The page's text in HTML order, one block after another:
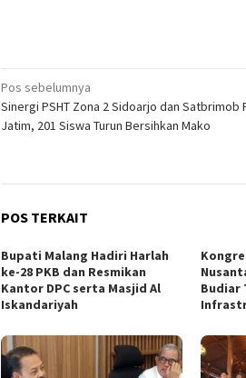
Navigasi
pos
Pos sebelumnya
Sinergi PSHT Zona 2 Sidoarjo dan Satbrimob
Jatim, 201 Siswa Turun Bersihkan Mako
POS TERKAIT
Bupati Malang Hadiri Harlah
ke-28 PKB dan Resmikan
Kantor DPC serta Masjid Al
Iskandariyah
Budiar